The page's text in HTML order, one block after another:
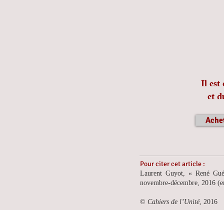
Il est
et
Pour citer cet article :
Laurent Guyot, « René
novembre-décembre, 2016
© Cahiers de l’Unité, 2016